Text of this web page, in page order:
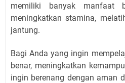
memiliki banyak manfaat
meningkatkan stamina,
jantung.
Bagi Anda yang ingin
benar, meningkatkan
ingin berenang dengan aman